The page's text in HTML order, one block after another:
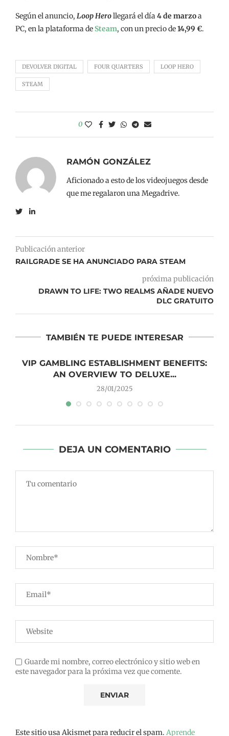
Según el anuncio, Loop Herollegará el día 4 de marzoa
PC, en la plataforma de Steam, con un precio de14,99 €.
DEVOLVER DIGITAL FOUR QUARTERS LOOP HERO
STEAM
0
RAMÓN GONZÁLEZ
Aficionado a esto de los videojuegos desde
que me regalaron una Megadrive.
Publicación anterior
RAILGRADE SE HA ANUNCIADO PARA STEAM
próxima publicación
DRAWN TO LIFE: TWO REALMS AÑADE NUEVO
DLC GRATUITO
TAMBIÉN TE PUEDE INTERESAR
VIP GAMBLING ESTABLISHMENT BENEFITS:
AN OVERVIEW TO DELUXE...
28/01/2025
DEJA UN COMENTARIO
Guarde mi nombre, correo electrónico y sitio web en
este navegador para la próxima vez que comente.
Este sitio usa Akismet para reducir el spam. Aprende